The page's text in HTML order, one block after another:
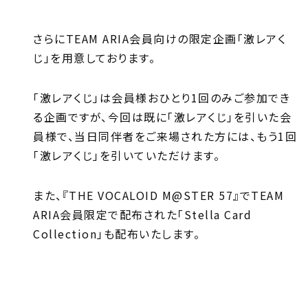
さらにTEAM ARIA会員向けの限定企画「激レアく
じ」を用意しております。
「激レアくじ」は会員様おひとり1回のみご参加でき
る企画ですが、今回は既に「激レアくじ」を引いた会
員様で、当日同伴者をご来場された方には、もう1回
「激レアくじ」を引いていただけます。
また、『THE VOCALOID M@STER 57』でTEAM
ARIA会員限定で配布された「Stella Card
Collection」も配布いたします。